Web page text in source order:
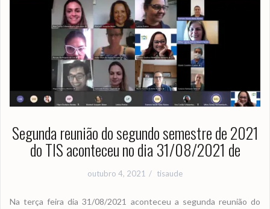
Segunda reunião do segundo semestre de 2021
do TIS aconteceu no dia 31/08/2021 de
outubro 4, 2021 tisaude
Na terça feira dia 31/08/2021 aconteceu a segunda reunião do